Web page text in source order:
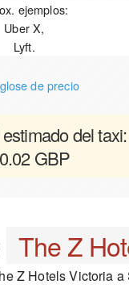
ejemplos:
Uber X,
Lyft.
de precio
del taxi:
GBP
The Z
Z Hotels Victoria